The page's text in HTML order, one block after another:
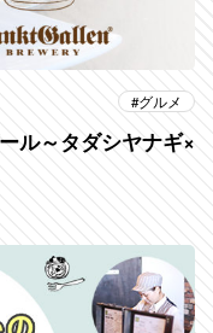
グルメ
ル～タダシヤナギ×